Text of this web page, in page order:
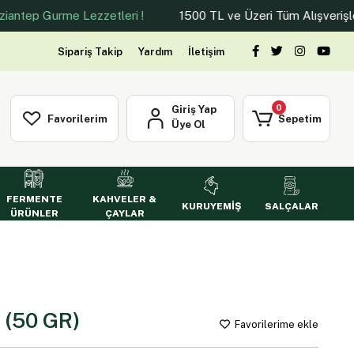
Lezzetleri ! 1500 TL ve Üzeri Tüm Alışverişlerinizde
Sipariş Takip Yardım İletişim
Favorilerim
Giriş Yap
Üye Ol
0
Sepetim
FERMENTE
ÜRÜNLER
KAHVELER &
ÇAYLAR
KURUYEMİŞ SALÇALAR
GR) Favorilerime ekle